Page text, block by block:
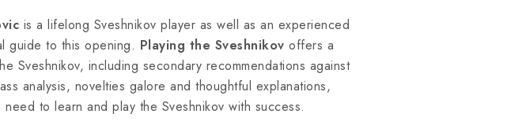
is a lifelong Sveshnikov player as well as an experienced
guide to this opening. Playing the Sveshnikov offers a
Sveshnikov, including secondary recommendations against
analysis, novelties galore and thoughtful explanations,
to learn and play the Sveshnikov with success.